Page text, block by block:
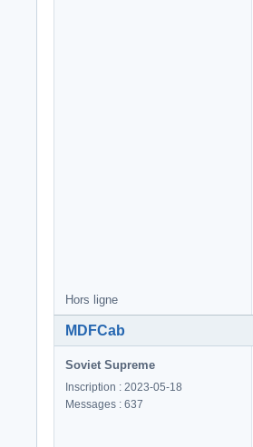
Hors ligne
MDFCab
Soviet Supreme
Inscription : 2023-05-18
Messages : 637